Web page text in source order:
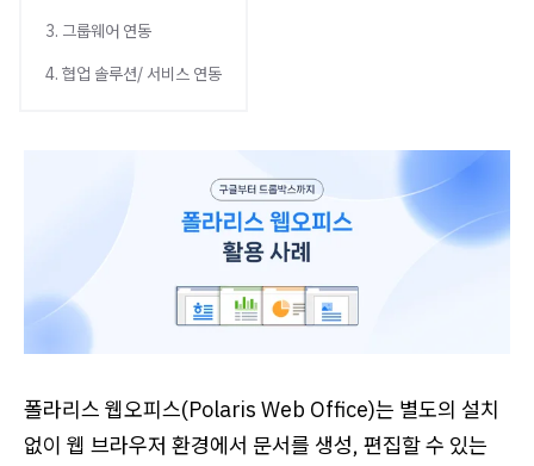
3. 그룹웨어 연동
4. 협업 솔루션/ 서비스 연동
폴라리스 웹오피스(Polaris Web Office)는 별도의 설치
없이 웹 브라우저 환경에서 문서를 생성, 편집할 수 있는